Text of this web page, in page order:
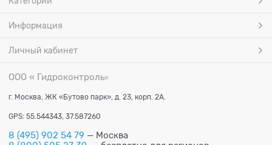
Информация
Личный кабинет
ООО « Гидроконтроль»
г. Москва, ЖК «Бутово парк», д. 23, корп. 2А.
GPS: 55.544343, 37.587260
8 (495) 902 54 79 — Москва